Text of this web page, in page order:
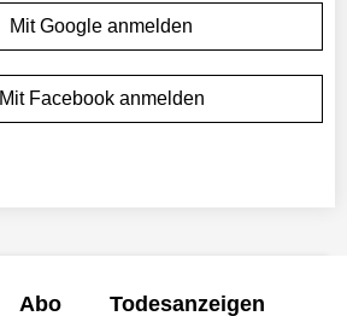
Mit Google anmelden
Mit Facebook anmelden
Abo Todesanzeigen